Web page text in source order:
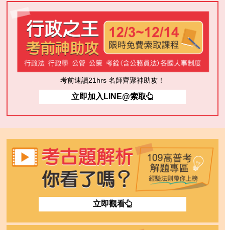
考前速讀21hrs 名師齊聚神助攻！
立即加入LINE@索取
立即觀看